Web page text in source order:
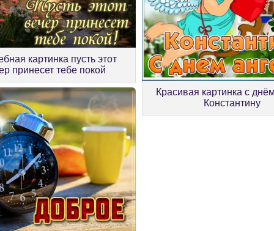
картинка пусть этот
принесет тебе покой
Красивая картинка с
Константину